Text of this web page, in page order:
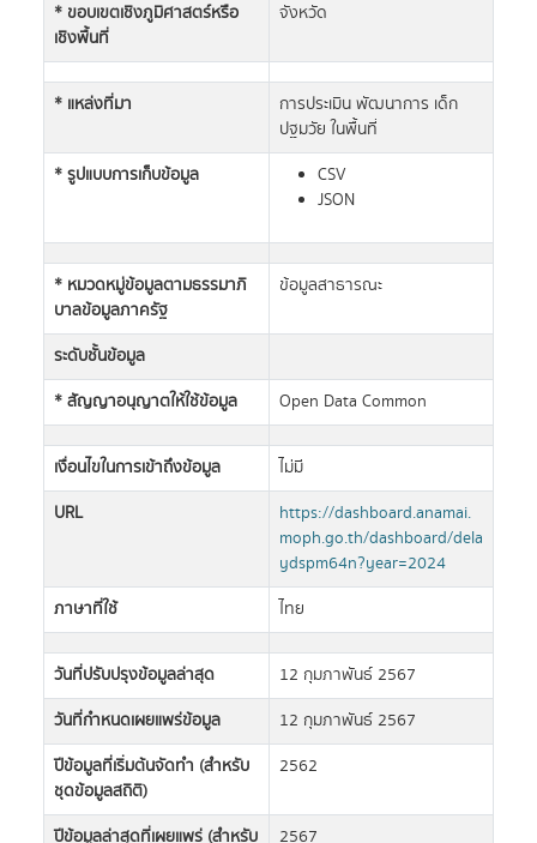
* ขอบเขตเชิงภูมิศาสตร์หรือ
เชิงพื้นที่
จังหวัด
* แหล่งที่มา
การประเมิน พัฒนาการ เด็ก
ปฐมวัย ในพื้นที่
* รูปแบบการเก็บข้อมูล
CSV
JSON
* หมวดหมู่ข้อมูลตามธรรมาภิ
บาลข้อมูลภาครัฐ
ข้อมูลสาธารณะ
ระดับชั้นข้อมูล
* สัญญาอนุญาตให้ใช้ข้อมูล
Open Data Common
เงื่อนไขในการเข้าถึงข้อมูล
ไม่มี
URL
https://dashboard.anamai.
moph.go.th/dashboard/dela
ydspm64n?year=2024
ภาษาที่ใช้
ไทย
วันที่ปรับปรุงข้อมูลล่าสุด
12 กุมภาพันธ์ 2567
วันที่กำหนดเผยแพร่ข้อมูล
12 กุมภาพันธ์ 2567
ปีข้อมูลที่เริ่มต้นจัดทำ (สำหรับ
ชุดข้อมูลสถิติ)
2562
ปีข้อมูลล่าสุดที่เผยแพร่ (สำหรับ
2567